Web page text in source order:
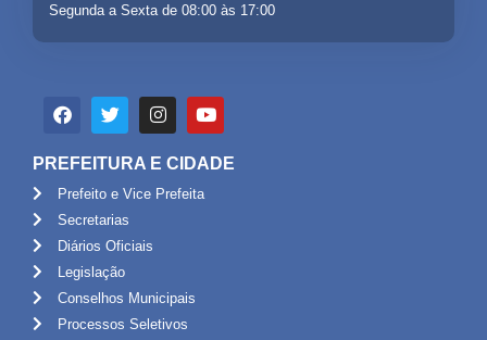
Segunda a Sexta de 08:00 às 17:00
PREFEITURA E CIDADE
Prefeito e Vice Prefeita
Secretarias
Diários Oficiais
Legislação
Conselhos Municipais
Processos Seletivos